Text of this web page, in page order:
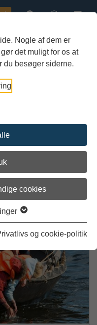
Nogle af dem er
det muligt for os at
du besøger siderne.
cookies
og cookie-politik
Fjord
den 1. maj til 30.
og ud til Museumshavnen,
ligger fortøjet.
en
Roskilde Fjord, præcis